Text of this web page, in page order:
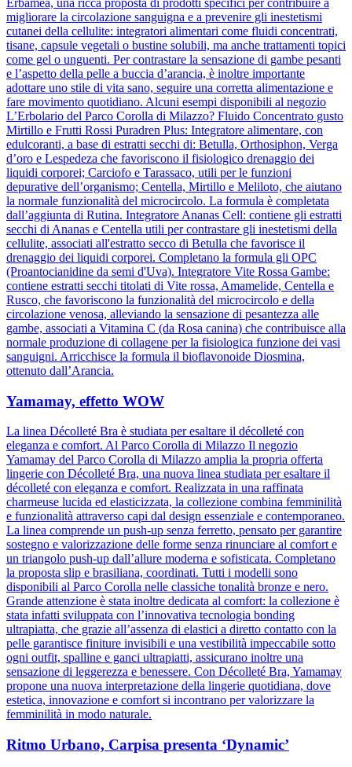
migliorare la circolazione sanguigna e a prevenire gli inestetismi
cutanei della cellulite: integratori alimentari come fluidi concentrati,
tisane, capsule vegetali o bustine solubili, ma anche trattamenti topici
come gel o unguenti. Per contrastare la sensazione di gambe pesanti
e l’aspetto della pelle a buccia d’arancia, è inoltre importante
adottare uno stile di vita sano, seguire una corretta alimentazione e
fare movimento quotidiano. Alcuni esempi disponibili al negozio
L’Erbolario del Parco Corolla di Milazzo? Fluido Concentrato gusto
Mirtillo e Frutti Rossi Puradren Plus: Integratore alimentare, con
edulcoranti, a base di estratti secchi di: Betulla, Orthosiphon, Verga
d’oro e Lespedeza che favoriscono il fisiologico drenaggio dei
liquidi corporei; Carciofo e Tarassaco, utili per le funzioni
depurative dell’organismo; Centella, Mirtillo e Meliloto, che aiutano
la normale funzionalità del microcircolo. La formula è completata
dall’aggiunta di Rutina. Integratore Ananas Cell: contiene gli estratti
secchi di Ananas e Centella utili per contrastare gli inestetismi della
cellulite, associati all'estratto secco di Betulla che favorisce il
drenaggio dei liquidi corporei. Completano la formula gli OPC
(Proantocianidine da semi d'Uva). Integratore Vite Rossa Gambe:
contiene estratti secchi titolati di Vite rossa, Amamelide, Centella e
Rusco, che favoriscono la funzionalità del microcircolo e della
circolazione venosa, alleviando la sensazione di pesantezza alle
gambe, associati a Vitamina C (da Rosa canina) che contribuisce alla
normale produzione di collagene per la fisiologica funzione dei vasi
sanguigni. Arricchisce la formula il bioflavonoide Diosmina,
ottenuto dall’Arancia.
Yamamay, effetto WOW
La linea Décolleté Bra è studiata per esaltare il décolleté con
eleganza e comfort. Al Parco Corolla di Milazzo Il negozio
Yamamay del Parco Corolla di Milazzo amplia la propria offerta
lingerie con Décolleté Bra, una nuova linea studiata per esaltare il
décolleté con eleganza e comfort. Realizzata in una raffinata
charmeuse lucida ed elasticizzata, la collezione combina femminilità
e funzionalità attraverso capi dal design essenziale e contemporaneo.
La linea comprende un push-up senza ferretto, pensato per garantire
sostegno e valorizzazione delle forme senza rinunciare al comfort e
un triangolo push-up dall’allure moderna e sofisticata. Completano
la proposta slip e brasiliana, coordinati. Tutti i modelli sono
disponibili al Parco Corolla nelle classiche tonalità bronze e nero.
Grande attenzione è stata inoltre dedicata al comfort: la collezione è
stata infatti sviluppata con l’innovativa tecnologia bonding
ultrapiatta, che grazie all’assenza di elastici a diretto contatto con la
pelle garantisce finiture invisibili e una vestibilità impeccabile sotto
ogni outfit, spalline e ganci ultrapiatti, assicurano inoltre una
sensazione di leggerezza e benessere. Con Décolleté Bra, Yamamay
propone una nuova interpretazione della lingerie quotidiana, dove
estetica, innovazione e comfort si incontrano per valorizzare la
femminilità in modo naturale.
Ritmo Urbano, Carpisa presenta ‘Dynamic’